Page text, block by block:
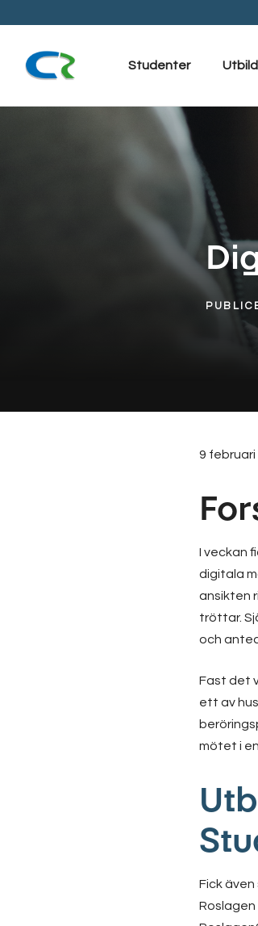
innehåll
Studenter
9 februari
I veckan
digitala
ansikten
tröttar.
och
Fast det
ett av
mötet i
Fick